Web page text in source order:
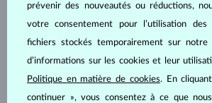
prévenir des nouveautés ou réductions,
votre consentement pour l’utilisation
fichiers stockés temporairement sur notre
d’informations sur les cookies et leur
Politique en matière de cookies. En
continuer », vous consentez à ce que